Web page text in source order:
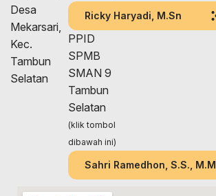
Desa
Mekarsari,
Kec.
Tambun
Selatan
Ricky Haryadi, M.Sn
PPID
SPMB
SMAN 9
Tambun
Selatan
(klik tombol
dibawah ini)
Sahri Ramedhon, S.S., M.M